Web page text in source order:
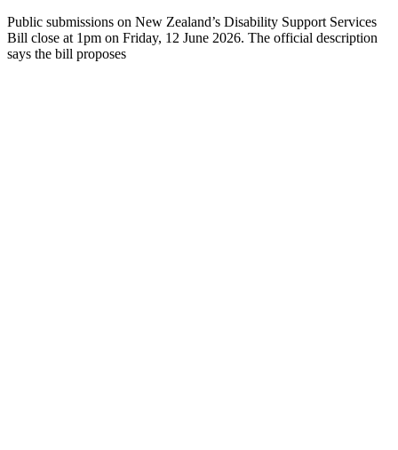
Public submissions on New Zealand’s Disability Support Services
Bill close at 1pm on Friday, 12 June 2026. The official description
says the bill proposes